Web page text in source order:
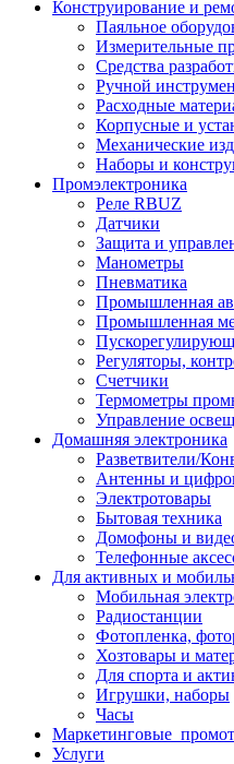
Конструирование и
Паяльное
Измерительные
Средства
Ручной
Расходные
Корпусные и
Механические
Наборы и
Промэлектроника
Реле RBUZ
Датчики
Защита и
Манометры
Пневматика
Промышленная
Промышленная
Регуляторы,
Счетчики
Термометры
Управление
Домашняя электроника
Разветвители/
Антенны и
Электротовары
Бытовая техника
Домофоны и
Телефонные
Для активных и
Мобильная
Радиостанции
Фотопленка,
Хозтовары и
Для спорта и
Игрушки, наборы
Часы
Услуги